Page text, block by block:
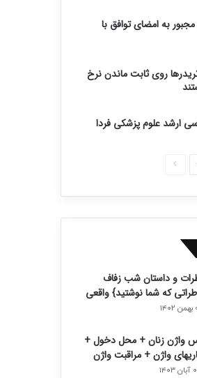
به امضای توافق با
روی ثابت ماندن نرخ
ارشد علوم پزشکی فردا
ص
ل
و داستان شب زفاف
که شما نوشتید} واقعی
واژن زنان + محل دخول +
واژن + مراقبت واژن